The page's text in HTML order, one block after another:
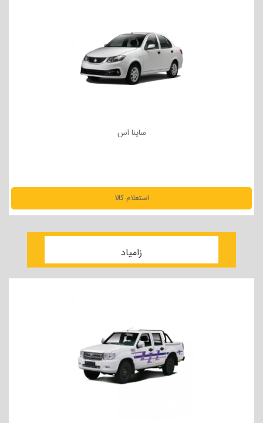
ساینا اس
استعلام کالا
زامیاد